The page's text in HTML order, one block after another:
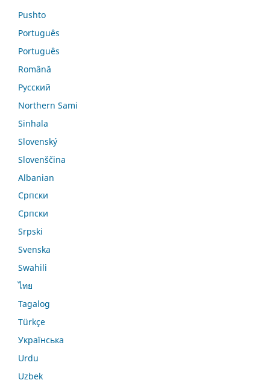
Pushto
Português
Português
Română
Русский
Northern Sami
Sinhala
Slovenský
Slovenščina
Albanian
Српски
Српски
Srpski
Svenska
Swahili
ไทย
Tagalog
Türkçe
Українська
Urdu
Uzbek